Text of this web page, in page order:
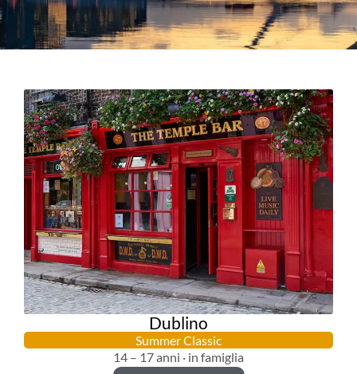
Dublino
Summer Classic
14 – 17 anni · in famiglia